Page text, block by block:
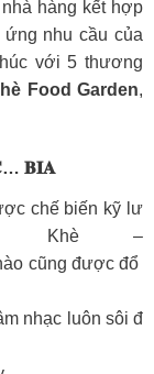
hàng kết hợp
ứng nhu cầu của
với 5 thương
Food Garden,
𝐁𝐈𝐀
chế biến kỹ lư
Khè –
cũng được đổ
nhạc luôn sôi đ